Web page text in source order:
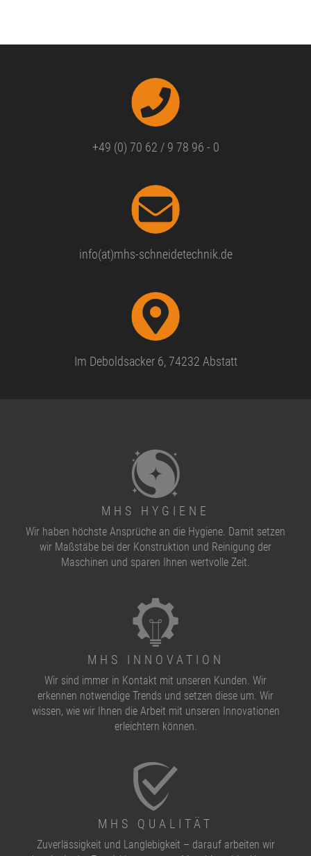
+49 (0) 70 62 / 9 78 96 - 0
info(at)mhs-schneidetechnik.de
Im Deboldsacker 6, 74232 Abstatt
MHS HYGIENE
Wir haben höchste Ansprüche an die Hygiene. Damit setzen
wir Maßstäbe bei der Konstruktion und Reinigung der
Maschinen und sparen Ihnen wertvolle Zeit.
MHS INNOVATION
Wir sind immer in Kontakt mit unseren Kunden. Wir
erkennen notwendige Trends und setzen diese um. Wir
wissen, wie wir Ihnen die Arbeit mit unseren Innovationen
erleichtern können.
MHS QUALITÄT
Zuverlässigkeit und Langlebigkeit – darauf arbeiten wir